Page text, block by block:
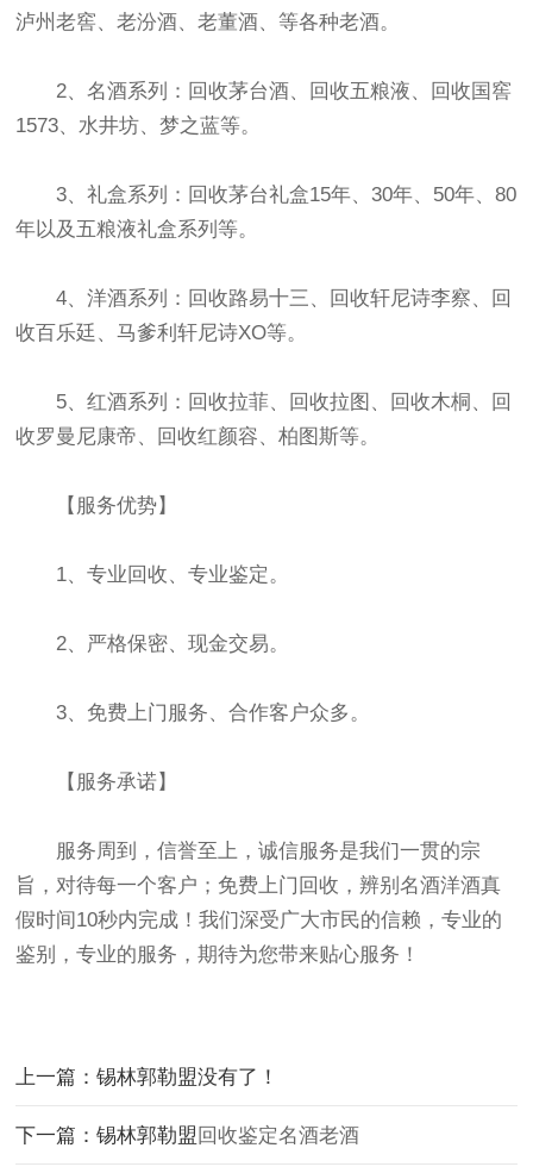
泸州老窖、老汾酒、老董酒、等各种老酒。
2、名酒系列：回收茅台酒、回收五粮液、回收国窖
1573、水井坊、梦之蓝等。
3、礼盒系列：回收茅台礼盒15年、30年、50年、80
年以及五粮液礼盒系列等。
4、洋酒系列：回收路易十三、回收轩尼诗李察、回
收百乐廷、马爹利轩尼诗XO等。
5、红酒系列：回收拉菲、回收拉图、回收木桐、回
收罗曼尼康帝、回收红颜容、柏图斯等。
【服务优势】
1、专业回收、专业鉴定。
2、严格保密、现金交易。
3、免费上门服务、合作客户众多。
【服务承诺】
服务周到，信誉至上，诚信服务是我们一贯的宗
旨，对待每一个客户；免费上门回收，辨别名酒洋酒真
假时间10秒内完成！我们深受广大市民的信赖，专业的
鉴别，专业的服务，期待为您带来贴心服务！
上一篇：锡林郭勒盟没有了！
下一篇：锡林郭勒盟 回收鉴定名酒老酒